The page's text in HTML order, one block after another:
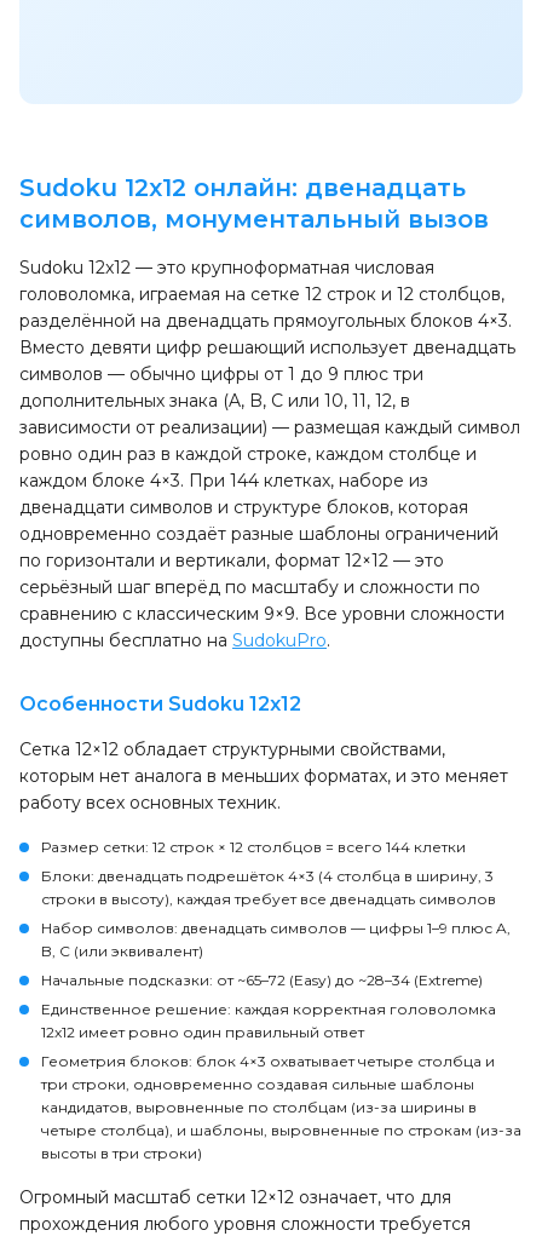
Sudoku 12x12 онлайн: двенадцать
символов, монументальный вызов
Sudoku 12x12 — это крупноформатная числовая
головоломка, играемая на сетке 12 строк и 12 столбцов,
разделённой на двенадцать прямоугольных блоков 4×3.
Вместо девяти цифр решающий использует двенадцать
символов — обычно цифры от 1 до 9 плюс три
дополнительных знака (A, B, C или 10, 11, 12, в
зависимости от реализации) — размещая каждый символ
ровно один раз в каждой строке, каждом столбце и
каждом блоке 4×3. При 144 клетках, наборе из
двенадцати символов и структуре блоков, которая
одновременно создаёт разные шаблоны ограничений
по горизонтали и вертикали, формат 12×12 — это
серьёзный шаг вперёд по масштабу и сложности по
сравнению с классическим 9×9. Все уровни сложности
доступны бесплатно на SudokuPro.
Особенности Sudoku 12x12
Сетка 12×12 обладает структурными свойствами,
которым нет аналога в меньших форматах, и это меняет
работу всех основных техник.
Размер сетки: 12 строк × 12 столбцов = всего 144 клетки
Блоки: двенадцать подрешёток 4×3 (4 столбца в ширину, 3
строки в высоту), каждая требует все двенадцать символов
Набор символов: двенадцать символов — цифры 1–9 плюс A,
B, C (или эквивалент)
Начальные подсказки: от ~65–72 (Easy) до ~28–34 (Extreme)
Единственное решение: каждая корректная головоломка
12x12 имеет ровно один правильный ответ
Геометрия блоков: блок 4×3 охватывает четыре столбца и
три строки, одновременно создавая сильные шаблоны
кандидатов, выровненные по столбцам (из-за ширины в
четыре столбца), и шаблоны, выровненные по строкам (из-за
высоты в три строки)
Огромный масштаб сетки 12×12 означает, что для
прохождения любого уровня сложности требуется